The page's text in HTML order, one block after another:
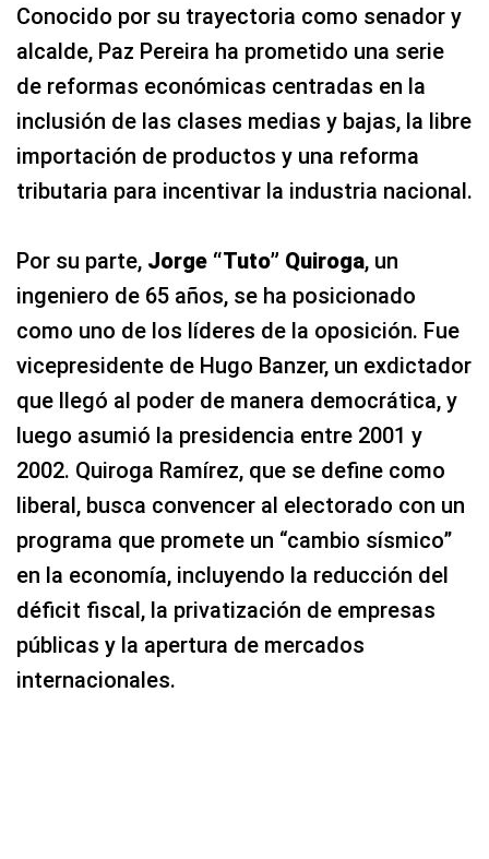
Conocido por su trayectoria como senador y
alcalde, Paz Pereira ha prometido una serie
de reformas económicas centradas en la
inclusión de las clases medias y bajas, la libre
importación de productos y una reforma
tributaria para incentivar la industria nacional.
Por su parte, Jorge “Tuto” Quiroga, un
ingeniero de 65 años, se ha posicionado
como uno de los líderes de la oposición. Fue
vicepresidente de Hugo Banzer, un exdictador
que llegó al poder de manera democrática, y
luego asumió la presidencia entre 2001 y
2002. Quiroga Ramírez, que se define como
liberal, busca convencer al electorado con un
programa que promete un “cambio sísmico”
en la economía, incluyendo la reducción del
déficit fiscal, la privatización de empresas
públicas y la apertura de mercados
internacionales.